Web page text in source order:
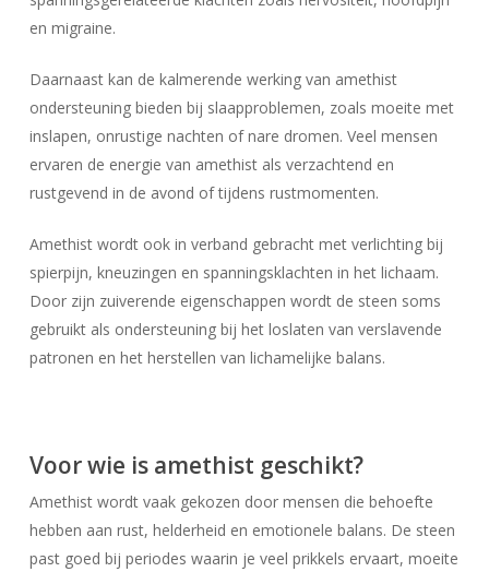
en migraine.
Daarnaast kan de kalmerende werking van amethist
ondersteuning bieden bij slaapproblemen, zoals moeite met
inslapen, onrustige nachten of nare dromen. Veel mensen
ervaren de energie van amethist als verzachtend en
rustgevend in de avond of tijdens rustmomenten.
Amethist wordt ook in verband gebracht met verlichting bij
spierpijn, kneuzingen en spanningsklachten in het lichaam.
Door zijn zuiverende eigenschappen wordt de steen soms
gebruikt als ondersteuning bij het loslaten van verslavende
patronen en het herstellen van lichamelijke balans.
Voor wie is amethist geschikt?
Amethist wordt vaak gekozen door mensen die behoefte
hebben aan rust, helderheid en emotionele balans. De steen
past goed bij periodes waarin je veel prikkels ervaart, moeite